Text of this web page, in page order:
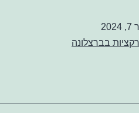
בברצלונה